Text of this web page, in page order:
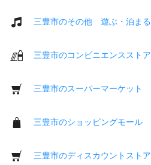
三豊市のその他 遊ぶ・泊まる
三豊市のコンビニエンスストア
三豊市のスーパーマーケット
三豊市のショッピングモール
三豊市のディスカウントストア